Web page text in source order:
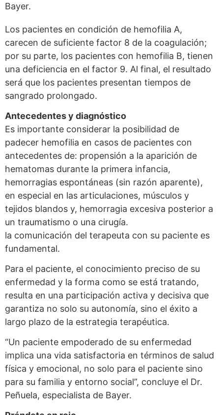
Bayer.
Los pacientes en condición de hemofilia A,
carecen de suficiente factor 8 de la coagulación;
por su parte, los pacientes con hemofilia B, tienen
una deficiencia en el factor 9. Al final, el resultado
será que los pacientes presentan tiempos de
sangrado prolongado.
Antecedentes y diagnóstico
Es importante considerar la posibilidad de
padecer hemofilia en casos de pacientes con
antecedentes de: propensión a la aparición de
hematomas durante la primera infancia,
hemorragias espontáneas (sin razón aparente),
en especial en las articulaciones, músculos y
tejidos blandos y, hemorragia excesiva posterior a
un traumatismo o una cirugía.
la comunicación del terapeuta con su paciente es
fundamental.
Para el paciente, el conocimiento preciso de su
enfermedad y la forma como se está tratando,
resulta en una participación activa y decisiva que
garantiza no solo su autonomía, sino el éxito a
largo plazo de la estrategia terapéutica.
“Un paciente empoderado de su enfermedad
implica una vida satisfactoria en términos de salud
física y emocional, no solo para el paciente sino
para su familia y entorno social”, concluye el Dr.
Peñuela, especialista de Bayer.